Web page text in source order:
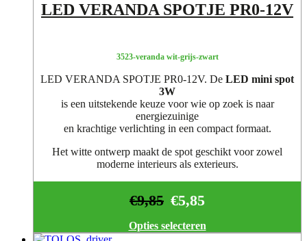
LED VERANDA SPOTJE PR0-12V
3523-veranda wit-grijs-zwart
LED VERANDA SPOTJE PR0-12V. De LED mini spot
3W
is een uitstekende keuze voor wie op zoek is naar
energiezuinige
en krachtige verlichting in een compact formaat.
Het witte ontwerp maakt de spot geschikt voor zowel
moderne interieurs als exterieurs.
€5,85
€9,85
Opties selecteren